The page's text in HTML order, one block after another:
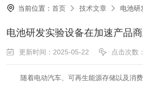
当前位置：首页 技术文章 电池研发实
电池研发实验设备在加速产品
更新时间：2025-05-22 点击次数
随着电动汽车、可再生能源存储以及消费